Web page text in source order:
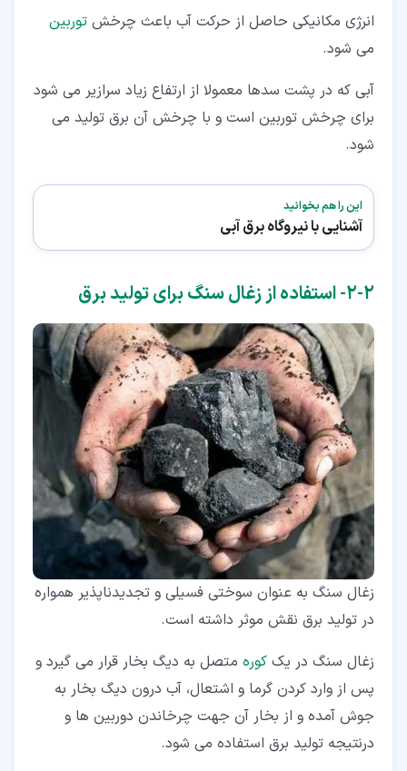
انرژی مکانیکی حاصل از حرکت آب باعث چرخش توربین
می شود.
آبی که در پشت سدها معمولا از ارتفاع زیاد سرازیر می شود
برای چرخش توربین است و با چرخش آن برق تولید می
شود.
این را هم بخوانید
آشنایی با نیروگاه برق آبی
۲‏-‏۲‏- استفاده از زغال سنگ برای تولید برق
زغال سنگ به عنوان سوختی فسیلی و تجدیدناپذیر همواره
در تولید برق نقش موثر داشته است.
زغال سنگ در یک کوره متصل به دیگ بخار قرار می گیرد و
پس از وارد کردن گرما و اشتعال، آب درون دیگ بخار به
جوش آمده و از بخار آن جهت چرخاندن دوربین ها و
درنتیجه تولید برق استفاده می شود.